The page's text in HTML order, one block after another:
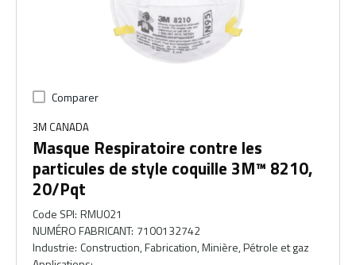
Comparer
3M CANADA
Masque Respiratoire contre les
particules de style coquille 3M™ 8210,
20/Pqt
Code SPI: RMU021
NUMÉRO FABRICANT: 7100132742
Industrie: Construction, Fabrication, Minière, Pétrole et gaz